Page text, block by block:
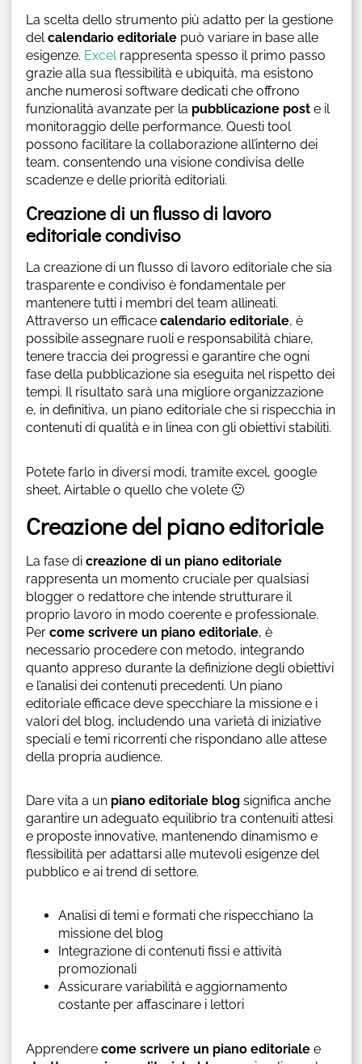
La scelta dello strumento più adatto per la gestione
delcalendario editorialepuò variare in base alle
esigenze. Excelrappresenta spesso il primo passo
grazie alla sua flessibilità e ubiquità, ma esistono
anche numerosi software dedicati che offrono
funzionalità avanzate per la pubblicazione poste il
monitoraggio delle performance. Questi tool
possono facilitare la collaborazione all’interno dei
team, consentendo una visione condivisa delle
scadenze e delle priorità editoriali.
Creazione di un flusso di lavoro
editoriale condiviso
La creazione di un flusso di lavoro editoriale che sia
trasparente e condiviso è fondamentale per
mantenere tutti i membri del team allineati.
Attraverso un efficace calendario editoriale, è
possibile assegnare ruoli e responsabilità chiare,
tenere traccia dei progressi e garantire che ogni
fase della pubblicazione sia eseguita nel rispetto dei
tempi. Il risultato sarà una migliore organizzazione
e, in definitiva, un piano editoriale che si rispecchia in
contenuti di qualità e in linea con gli obiettivi stabiliti.
Potete farlo in diversi modi, tramite excel, google
sheet, Airtable o quello che volete 🙂
Creazione del piano editoriale
La fase di creazione di un piano editoriale
rappresenta un momento cruciale per qualsiasi
blogger o redattore che intende strutturare il
proprio lavoro in modo coerente e professionale.
Per come scrivere un piano editoriale, è
necessario procedere con metodo, integrando
quanto appreso durante la definizione degli obiettivi
e l’analisi dei contenuti precedenti. Un piano
editoriale efficace deve specchiare la missione e i
valori del blog, includendo una varietà di iniziative
speciali e temi ricorrenti che rispondano alle attese
della propria audience.
Dare vita a un piano editoriale blogsignifica anche
garantire un adeguato equilibrio tra contenuiti attesi
e proposte innovative, mantenendo dinamismo e
flessibilità per adattarsi alle mutevoli esigenze del
pubblico e ai trend di settore.
Analisi di temi e formati che rispecchiano la
missione del blog
Integrazione di contenuti fissi e attività
promozionali
Assicurare variabilità e aggiornamento
costante per affascinare i lettori
Apprendere come scrivere un piano editorialee